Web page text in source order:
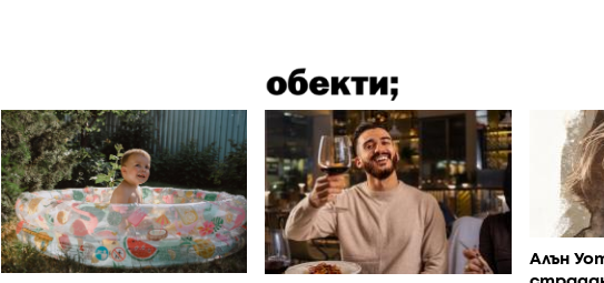
Алън